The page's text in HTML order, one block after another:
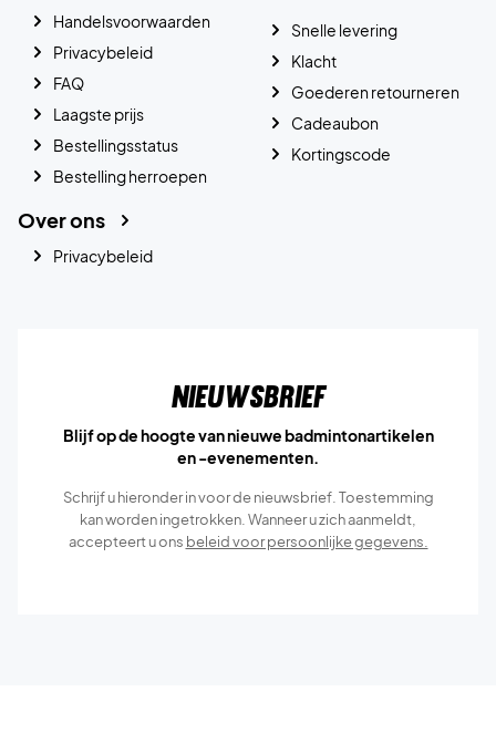
Handelsvoorwaarden
Privacybeleid
FAQ
Laagste prijs
Bestellingsstatus
Bestelling herroepen
Snelle levering
Klacht
Goederen retourneren
Cadeaubon
Kortingscode
Over ons
Privacybeleid
Nieuwsbrief
Blijf op de hoogte van nieuwe badmintonartikelen
en -evenementen.
Schrijf u hieronder in voor de nieuwsbrief. Toestemming
kan worden ingetrokken. Wanneer u zich aanmeldt,
accepteert u ons beleid voor persoonlijke gegevens.